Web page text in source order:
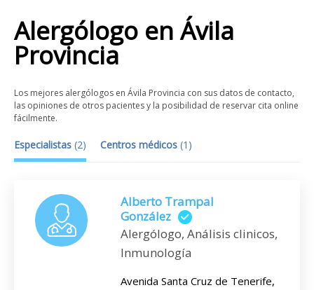
Alergólogo enÁvila
Provincia
Los mejores alergólogos en Ávila Provincia con sus datos de contacto,
las opiniones de otros pacientes y la posibilidad de reservar cita online
fácilmente.
Especialistas (2) Centros médicos (1 )
Alberto Trampal
González
Alergólogo, Análisis clinicos,
Inmunología
Avenida Santa Cruz de Tenerife,